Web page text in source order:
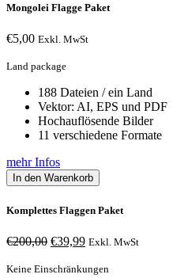
Mongolei Flagge Paket
€5,00 Exkl. MwSt
Land package
188 Dateien / ein Land
Vektor: AI, EPS und PDF
Hochauflösende Bilder
11 verschiedene Formate
mehr Infos
In den Warenkorb
Komplettes Flaggen Paket
€200,00 Ursprünglicher
war:
€39,99Aktueller
ist:
Exkl. MwSt
Keine Einschränkungen